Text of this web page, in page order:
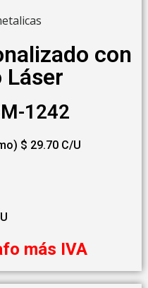
con
Láser
1242
$ 29.70 C/U
más IVA